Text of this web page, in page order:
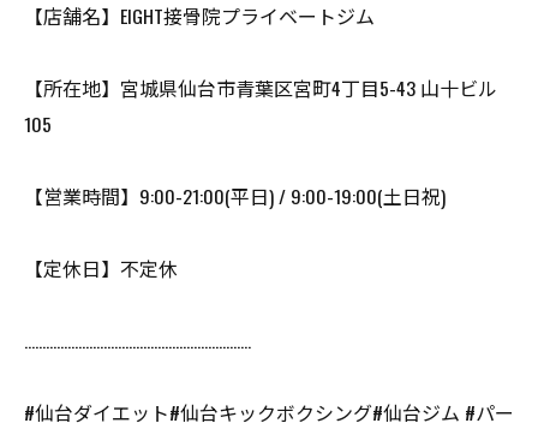
【店舗名】EIGHT接骨院プライベートジム
【所在地】宮城県仙台市青葉区宮町4丁目5-43 山十ビル
105
【営業時間】9:00-21:00(平日) / 9:00-19:00(土日祝)
【定休日】不定休
………………………………………………………
#仙台ダイエット#仙台キックボクシング#仙台ジム #パー